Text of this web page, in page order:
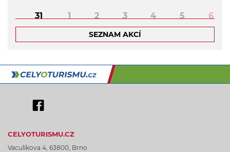
31 1 2 3 4 5 6
SEZNAM AKCÍ
CELYOTURISMU.CZ
Vaculíkova 4, 63800, Brno